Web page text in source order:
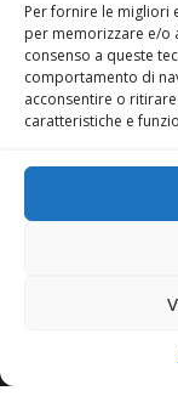
Per fornire le migliori
per memorizzare e/o
consenso a queste
comportamento di
acconsentire o
caratteristiche e
© Copyright 2022. All